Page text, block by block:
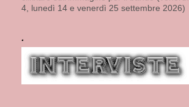
4, lunedì 14 e venerdì 25 settembre 2026)
.